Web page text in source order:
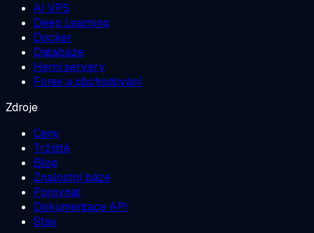
AI VPS
Deep Learning
Docker
Databáze
Herní servery
Forex a obchodování
Zdroje
Ceny
Tržiště
Blog
Znalostní báze
Porovnat
Dokumentace API
Stav